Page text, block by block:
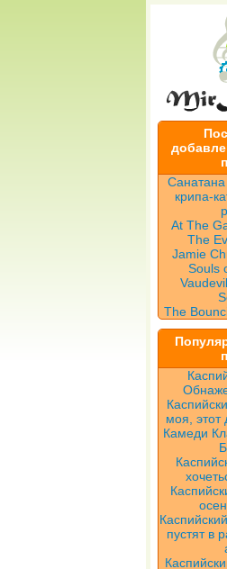
крипа-
At The
The
Jamie
Souls
The
моя, этот
Камеди
пустят в